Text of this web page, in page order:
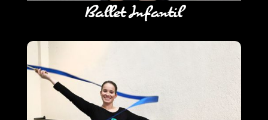
Ballet Infantil